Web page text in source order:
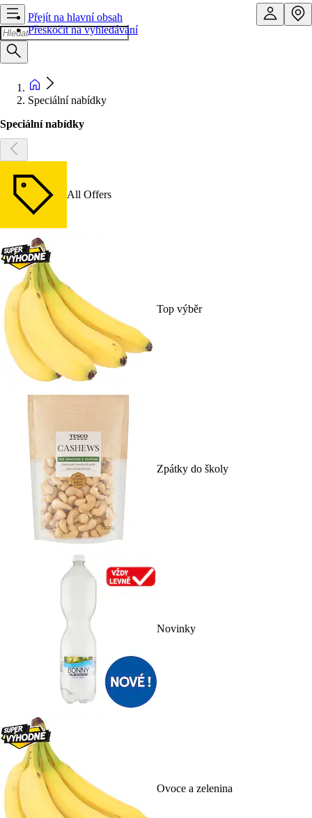
Přejít na hlavní obsah
Přeskočit na vyhledávání
Speciální nabídky
Speciální nabídky
All Offers
Top výběr
Zpátky do školy
Novinky
Ovoce a zelenina